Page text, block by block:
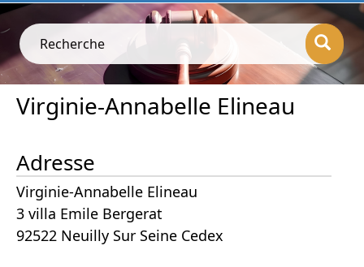
Recherche
Virginie-Annabelle Elineau
Adresse
Virginie-Annabelle Elineau
3 villa Emile Bergerat
92522 Neuilly Sur Seine Cedex